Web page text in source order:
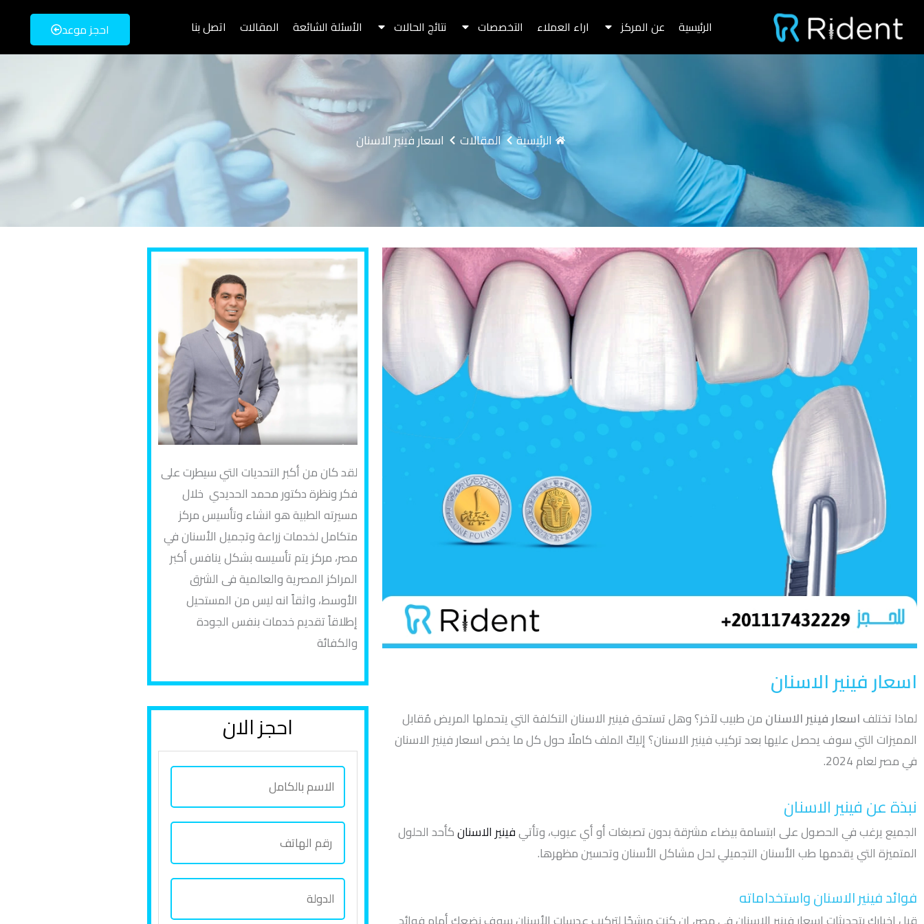
المحتوى
الرئيسية عن المركز اراء العملاء التخصصات نتائج الحالات الأسئلة الشائعة المقالات اتصل بنا احجز موعد
الرئيسية المقالات اسعار فينير الاسنان
اسعار فينير الاسنان
لماذا تختلفاسعار فينير الاسنانمن طبيب لآخر؟ وهل تستحق فينير الاسنان التكلفة التي يتحملها المريض مُقابل
المميزات التي سوف يحصل عليها بعد تركيب فينير الاسنان؟ إليكّ الملف كاملًا حول كل ما يخص اسعار فينير الاسنان
في مصر لعام 2024.
نبذة عن فينير الاسنان
الجميع يرغب في الحصول على ابتسامة بيضاء مشرقة بدون تصبغات أو أي عيوب، وتأتيفينير الاسنانكأحد الحلول
المتميزة التي يقدمها طب الأسنان التجميلي لحل مشاكل الأسنان وتحسين مظهرها.
فوائد فينير الاسنان واستخداماته
لقد كان من أكبر التحديات التي سيطرت على
فكر ونظرة دكتور محمد الحديدي خلال
مسيرته الطبية هو انشاء وتأسيس مركز
متكامل لخدمات زراعة وتجميل الأسنان في
مصر، مركز يتم تأسيسه بشكل ينافس أكبر
المراكز المصرية والعالمية فى الشرق
الأوسط، واثقاً انه ليس من المستحيل
إطلاقاً تقديم خدمات بنفس الجودة
والكفائة
احجز الان
ا
ا
م
ب
ر
م
ل
ا